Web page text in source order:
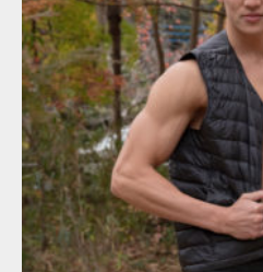
Update:
Category:紅葉とマッチョ inori
ダウンロード